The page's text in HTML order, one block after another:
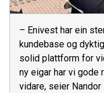
– Enivest har ein
kundebase og
solid plattform for
ny eigar har vi gode
vidare, seier